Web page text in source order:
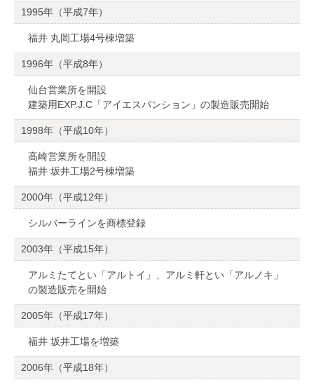
1995年（平成7年）
福井 丸岡工場4号棟増築
1996年（平成8年）
仙台営業所を開設
建築用EXP.J.C「アイエスパンション」の製造販売開始
1998年（平成10年）
高崎営業所を開設
福井 坂井工場2号棟増築
2000年（平成12年）
シルバーラインを商標登録
2003年（平成15年）
アルミたてとい「アルトイ」、アルミ軒とい「アルノキ」
の製造販売を開始
2005年（平成17年）
福井 坂井工場を増築
2006年（平成18年）